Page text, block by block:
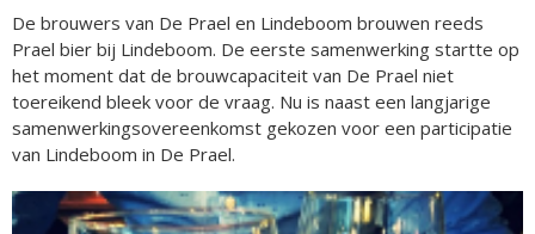
De brouwers van De Prael en Lindeboom brouwen reeds
Prael bier bij Lindeboom. De eerste samenwerking startte op
het moment dat de brouwcapaciteit van De Prael niet
toereikend bleek voor de vraag. Nu is naast een langjarige
samenwerkingsovereenkomst gekozen voor een participatie
van Lindeboom in De Prael.